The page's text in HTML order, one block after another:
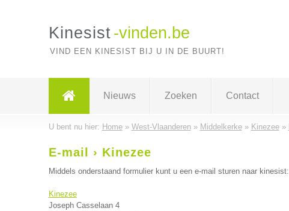
Kinesist -vinden.be
VIND EEN KINESIST BIJ U IN DE BUURT!
Nieuws Zoeken Contact
U bent nu hier: Home» West-Vlaanderen» Middelkerke» Kinezee»
E-mail › Kinezee
Middels onderstaand formulier kunt u een e-mail sturen naar kinesist:
Kinezee
Joseph Casselaan 4